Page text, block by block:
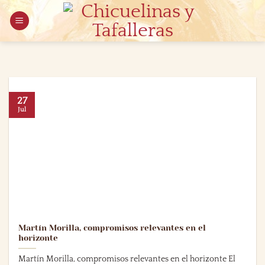
Saltar
contenido
Martín Morilla, compromisos relevantes en el
horizonte
Martín Morilla, compromisos relevantes en el horizonte El
27
Jul